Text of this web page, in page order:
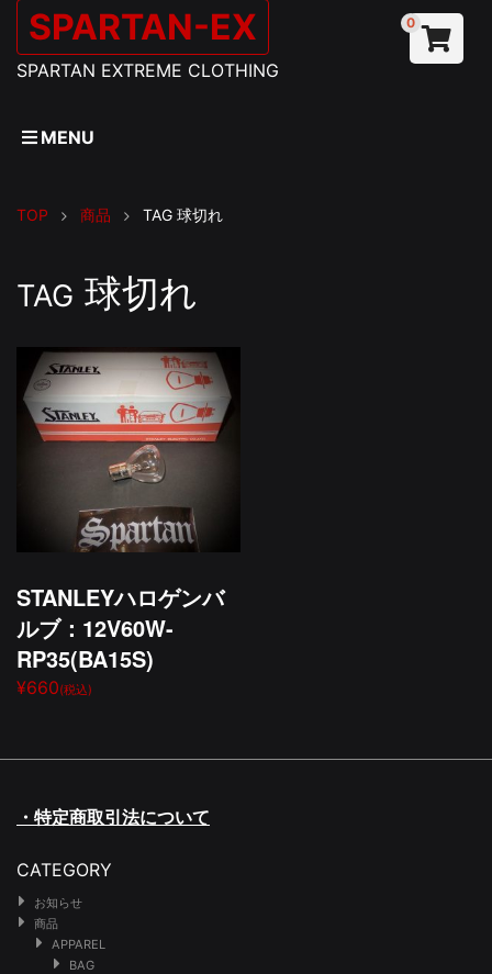
SPARTAN-EX
SPARTAN EXTREME CLOTHING
0
MENU
TOP 商品 TAG 球切れ
TAG 球切れ
STANLEYハロゲンバ
ルブ：12V60W-
RP35(BA15S)
¥660(税込)
・特定商取引法について
CATEGORY
お知らせ
商品
APPAREL
BAG